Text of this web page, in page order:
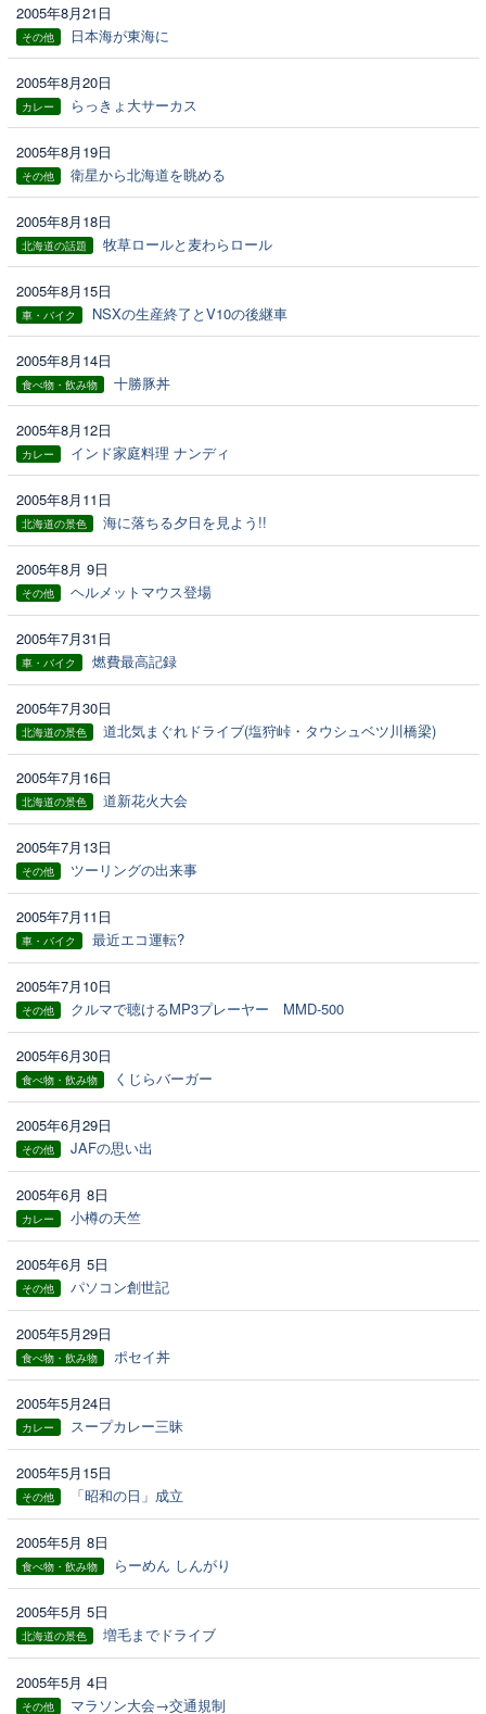
2005年8月21日
その他 日本海が東海に
2005年8月20日
カレー らっきょ大サーカス
2005年8月19日
その他 衛星から北海道を眺める
2005年8月18日
北海道の話題 牧草ロールと麦わらロール
2005年8月15日
車・バイク NSXの生産終了とV10の後継車
2005年8月14日
食べ物・飲み物 十勝豚丼
2005年8月12日
カレー インド家庭料理 ナンディ
2005年8月11日
北海道の景色 海に落ちる夕日を見よう!!
2005年8月 9日
その他 ヘルメットマウス登場
2005年7月31日
車・バイク 燃費最高記録
2005年7月30日
北海道の景色 道北気まぐれドライブ(塩狩峠・タウシュベツ川橋梁)
2005年7月16日
北海道の景色 道新花火大会
2005年7月13日
その他 ツーリングの出来事
2005年7月11日
車・バイク 最近エコ運転?
2005年7月10日
その他 クルマで聴けるMP3プレーヤー MMD-500
2005年6月30日
食べ物・飲み物 くじらバーガー
2005年6月29日
その他 JAFの思い出
2005年6月 8日
カレー 小樽の天竺
2005年6月 5日
その他 パソコン創世記
2005年5月29日
食べ物・飲み物 ポセイ丼
2005年5月24日
カレー スープカレー三昧
2005年5月15日
その他 「昭和の日」成立
2005年5月 8日
食べ物・飲み物 らーめん しんがり
2005年5月 5日
北海道の景色 増毛までドライブ
2005年5月 4日
その他 マラソン大会→交通規制